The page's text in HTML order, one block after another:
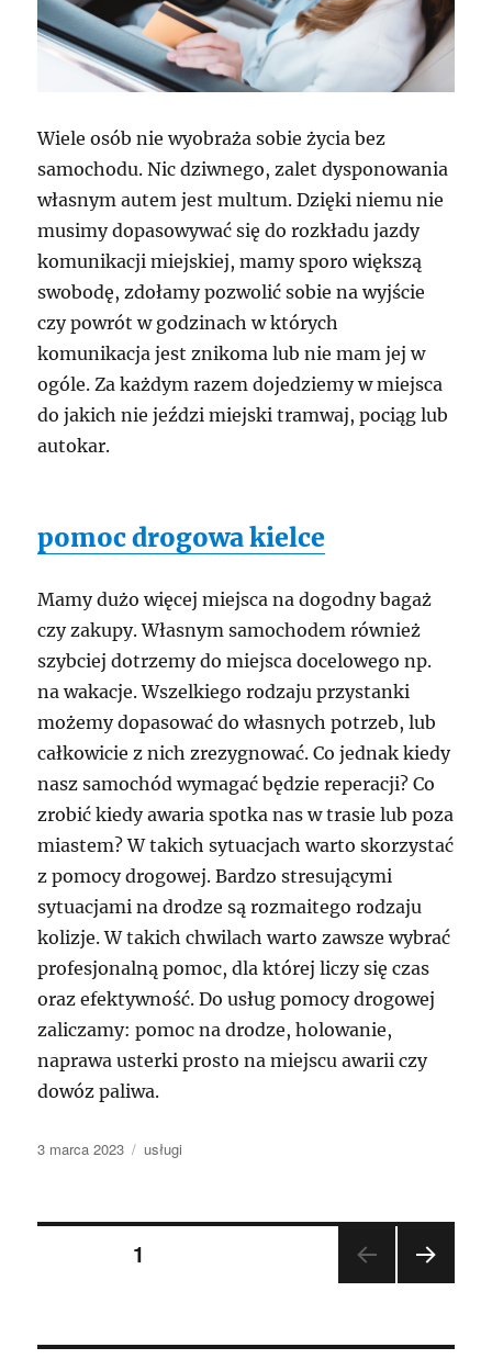
Wiele osób nie wyobraża sobie życia bez
samochodu. Nic dziwnego, zalet dysponowania
własnym autem jest multum. Dzięki niemu nie
musimy dopasowywać się do rozkładu jazdy
komunikacji miejskiej, mamy sporo większą
swobodę, zdołamy pozwolić sobie na wyjście
czy powrót w godzinach w których
komunikacja jest znikoma lub nie mam jej w
ogóle. Za każdym razem dojedziemy w miejsca
do jakich nie jeździ miejski tramwaj, pociąg lub
autokar.
pomoc drogowa kielce
Mamy dużo więcej miejsca na dogodny bagaż
czy zakupy. Własnym samochodem również
szybciej dotrzemy do miejsca docelowego np.
na wakacje. Wszelkiego rodzaju przystanki
możemy dopasować do własnych potrzeb, lub
całkowicie z nich zrezygnować. Co jednak kiedy
nasz samochód wymagać będzie reperacji? Co
zrobić kiedy awaria spotka nas w trasie lub poza
miastem? W takich sytuacjach warto skorzystać
z pomocy drogowej. Bardzo stresującymi
sytuacjami na drodze są rozmaitego rodzaju
kolizje. W takich chwilach warto zawsze wybrać
profesjonalną pomoc, dla której liczy się czas
oraz efektywność. Do usług pomocy drogowej
zaliczamy: pomoc na drodze, holowanie,
naprawa usterki prosto na miejscu awarii czy
dowóz paliwa.
Data
3 marca 2023 Kategorie
usługi
Nawigacja
wpisach
STRONA1
STR